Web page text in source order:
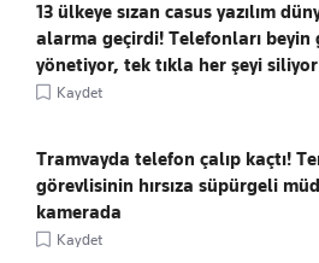
13 ülkeye sızan casus yazılım
alarma geçirdi! Telefonları beyin
yönetiyor, tek tıkla her şeyi siliyor
Kaydet
Tramvayda telefon çalıp kaçtı!
görevlisinin hırsıza süpürgeli
kamerada
Kaydet